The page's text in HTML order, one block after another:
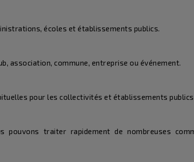
écoles et établissements publics.
association, commune, entreprise ou événement.
pour les collectivités et établissements
pouvons traiter rapidement de nombreuses